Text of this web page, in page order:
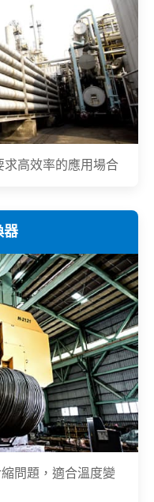
求高效率的應用場合
器
問題，適合溫度變